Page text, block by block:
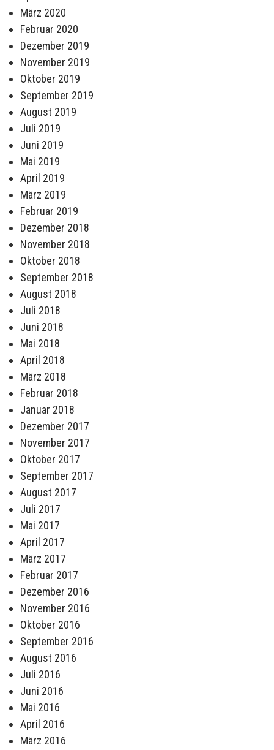
März 2020
Februar 2020
Dezember 2019
November 2019
Oktober 2019
September 2019
August 2019
Juli 2019
Juni 2019
Mai 2019
April 2019
März 2019
Februar 2019
Dezember 2018
November 2018
Oktober 2018
September 2018
August 2018
Juli 2018
Juni 2018
Mai 2018
April 2018
März 2018
Februar 2018
Januar 2018
Dezember 2017
November 2017
Oktober 2017
September 2017
August 2017
Juli 2017
Mai 2017
April 2017
März 2017
Februar 2017
Dezember 2016
November 2016
Oktober 2016
September 2016
August 2016
Juli 2016
Juni 2016
Mai 2016
April 2016
März 2016